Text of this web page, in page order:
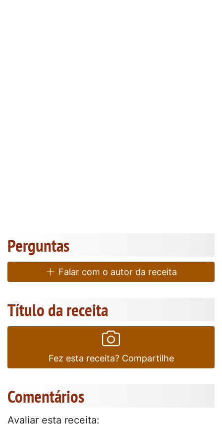
Perguntas
Falar com o autor da receita
Título da receita
Fez esta receita? Compartilhe
Comentários
Avaliar esta receita: